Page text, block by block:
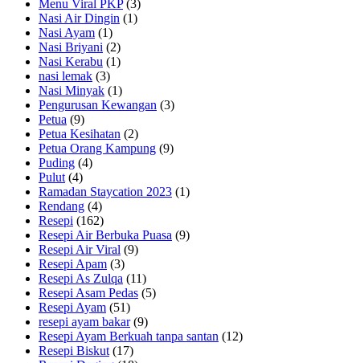
Menu Viral PKP(3)
Nasi Air Dingin (1)
Nasi Ayam (1)
Nasi Briyani (2)
Nasi Kerabu (1)
nasi lemak (3)
Nasi Minyak (1)
Pengurusan Kewangan (3)
Petua (9)
Petua Kesihatan (2)
Petua Orang Kampung (9)
Puding (4)
Pulut (4)
Ramadan Staycation 2023 (1)
Rendang (4)
Resepi (162)
Resepi Air Berbuka Puasa (9)
Resepi Air Viral (9)
Resepi Apam (3)
Resepi As Zulqa (11)
Resepi Asam Pedas (5)
Resepi Ayam (51)
resepi ayam bakar(9)
Resepi Ayam Berkuah tanpa santan (12)
Resepi Biskut (17)